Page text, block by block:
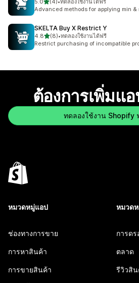
5.0 (4)
ทั้งหมด 4 รีวิว
•ทดลองใช้งานได้ฟรี
Advanced methods for applying min
SKELTA Buy X Restrict Y
4.8เต็ม 5 ดาว
(8)
ทั้งหมด 8 รีวิว
•ทดลองใช้งานได้ฟรี
Restrict purchasing of incompatible
ต้องการเพิ่มแ
ทดลองใช้งาน Shopify
หมวดหมู่แอป
ช่องทางการขาย
การหาสินค้า
การขายสินค้า
หมวด
การด
ตลาด
รีวิวสิน